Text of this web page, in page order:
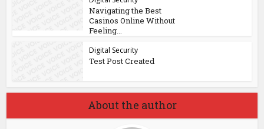
Navigating the Best
Casinos Online Without
Feeling...
Digital Security
Test Post Created
About the author